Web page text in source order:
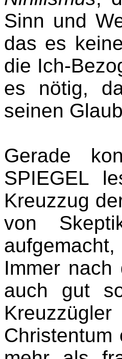
Sinn und
das es
die Ich-
es nötig,
seinen
Gerade
SPIEGEL
Kreuzzug
von
Immer
auch gut